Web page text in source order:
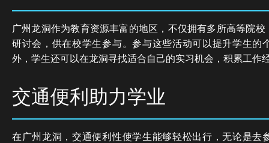
广州龙洞作为教育资源丰富的地区，不仅拥有多所高等院
研讨会，供在校学生参与。参与这些活动可以提升学生的
外，学生还可以在龙洞寻找适合自己的实习机会，积累工作
交通便利助力学业
在广州龙洞，交通便利性使学生能够轻松出行，无论是去